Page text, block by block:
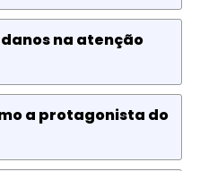
na atenção
a protagonista do